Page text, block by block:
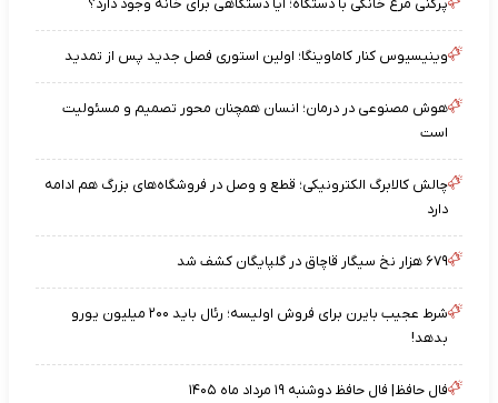
پرکنی مرغ خانگی با دستگاه؛ آیا دستگاهی برای خانه وجود دارد؟
وینیسیوس کنار کاماوینگا؛ اولین استوری فصل جدید پس از تمدید
هوش مصنوعی در درمان؛ انسان همچنان محور تصمیم و مسئولیت
است
چالش کالابرگ الکترونیکی؛ قطع و وصل در فروشگاه‌های بزرگ هم ادامه
دارد
۶۷۹ هزار نخ سیگار قاچاق در گلپایگان کشف شد
شرط عجیب بایرن برای فروش اولیسه؛ رئال باید ۲۰۰ میلیون یورو
بدهد!
فال حافظ| فال حافظ دوشنبه ۱۹ مرداد ماه ۱۴۰۵